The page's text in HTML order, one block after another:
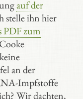
auf der
stelle ihn hier
PDF zum
an der
Impfstoffe
Wir dachten,